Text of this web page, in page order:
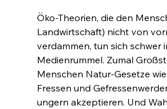
Öko-Theorien, die den
Landwirtschaft) nicht von
verdammen, tun sich schwer
Medienrummel. Zumal
Menschen Natur-Gesetze
Fressen und
ungern akzeptieren. Und